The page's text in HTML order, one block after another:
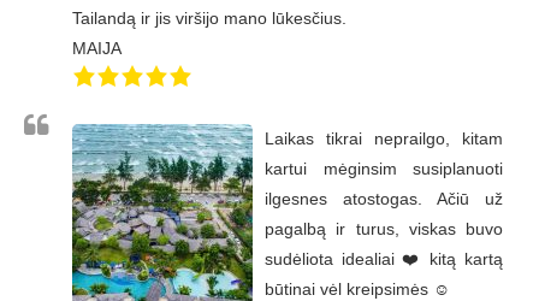
Tailandą ir jis viršijo mano lūkesčius.
MAIJA
Laikas tikrai neprailgo, kitam
kartui mėginsim susiplanuoti
ilgesnes atostogas. Ačiū už
pagalbą ir turus, viskas buvo
sudėliota idealiai ❤️ kitą kartą
būtinai vėl kreipsimės ☺️